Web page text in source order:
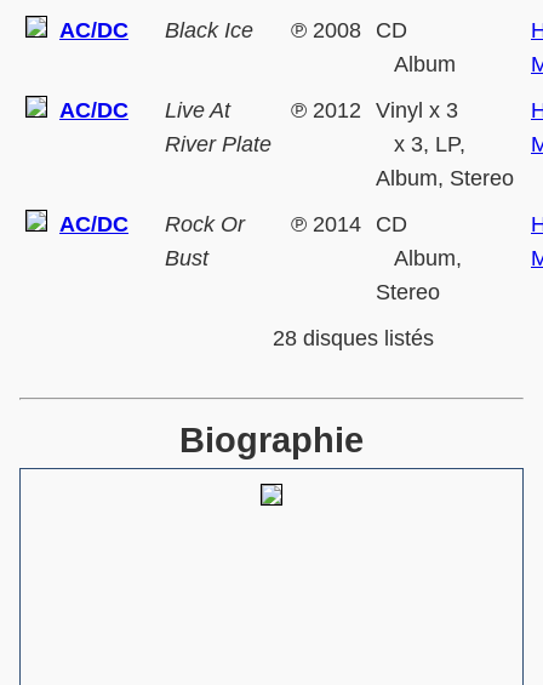
AC/DC Black Ice ℗ 2008
CD
Album
AC/DC
Live At
River Plate
℗ 2012
Vinyl x 3
x 3, LP,
Album, Stereo
AC/DC
Rock Or
Bust
℗ 2014
CD
Album,
Stereo
28 disques listés
Biographie